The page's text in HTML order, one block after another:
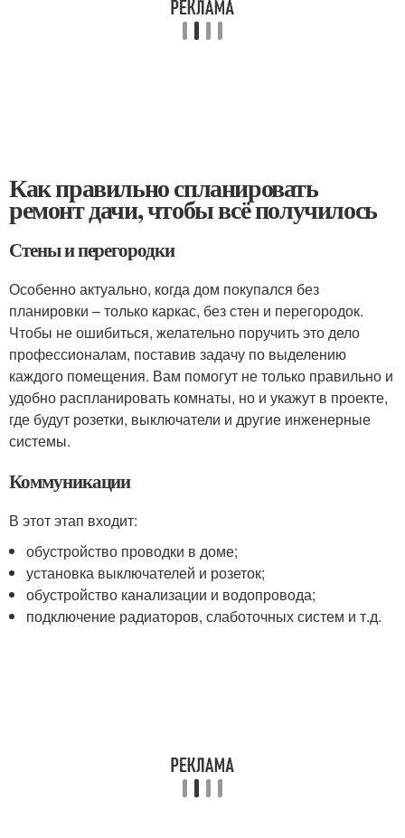
Как правильно спланировать
ремонт дачи, чтобы всё получилось
Стены и перегородки
Особенно актуально, когда дом покупался без
планировки – только каркас, без стен и перегородок.
Чтобы не ошибиться, желательно поручить это дело
профессионалам, поставив задачу по выделению
каждого помещения. Вам помогут не только правильно и
удобно распланировать комнаты, но и укажут в проекте,
где будут розетки, выключатели и другие инженерные
системы.
Коммуникации
В этот этап входит:
обустройство проводки в доме;
установка выключателей и розеток;
обустройство канализации и водопровода;
подключение радиаторов, слаботочных систем и т.д.